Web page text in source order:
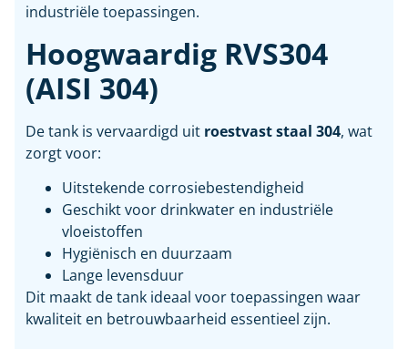
industriële toepassingen.
Hoogwaardig RVS304
(AISI 304)
De tank is vervaardigd uit roestvast staal 304, wat
zorgt voor:
Uitstekende corrosiebestendigheid
Geschikt voor drinkwater en industriële
vloeistoffen
Hygiënisch en duurzaam
Lange levensduur
Dit maakt de tank ideaal voor toepassingen waar
kwaliteit en betrouwbaarheid essentieel zijn.